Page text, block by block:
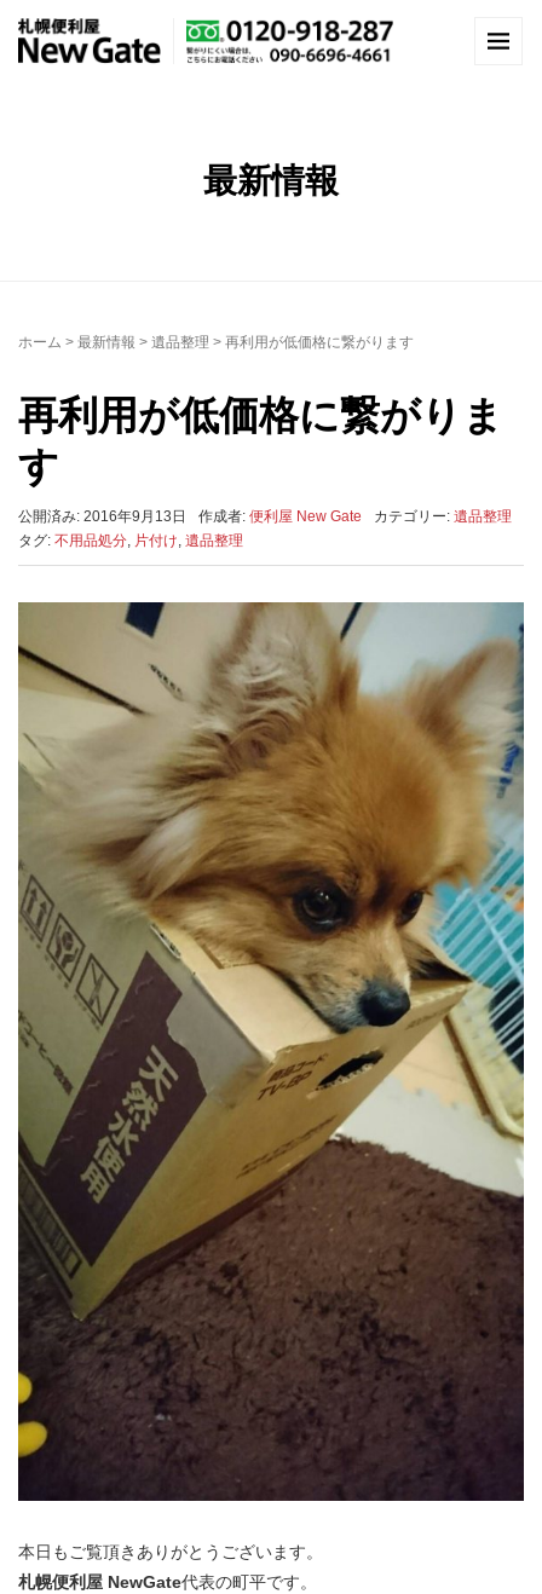
最新情報
ホーム > 最新情報 > 遺品整理 > 再利用が低価格に繋がります
再利用が低価格に繋がりま
す
公開済み: 2016年9月13日 作成者: 便利屋 New Gate カテゴリー: 遺品整理
タグ: 不用品処分, 片付け, 遺品整理
本日もご覧頂きありがとうございます。
札幌便利屋 NewGate代表の町平です。